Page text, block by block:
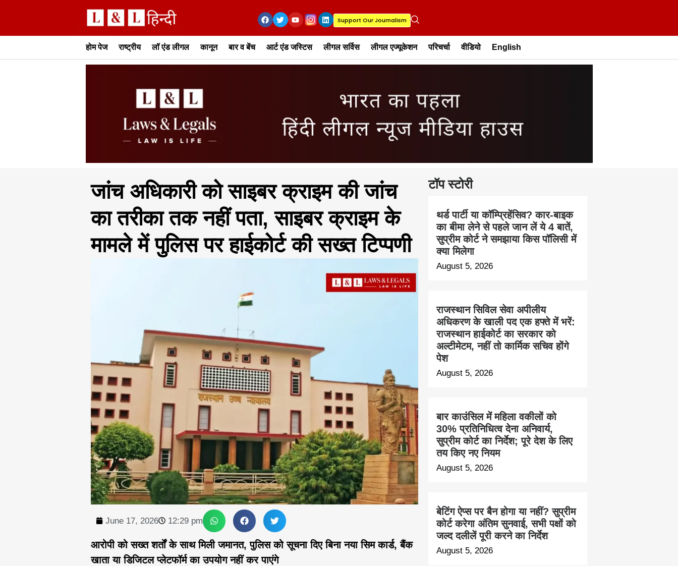
Support Our Journalism
होम पेज राष्ट्रीय लॉ एंड लीगल कानून बार व बेंच आर्ट एंड जस्टिस लीगल सर्विस लीगल एज्यूकेशन परिचर्चा वीडियो English
टॉप स्टोरी
थर्ड पार्टी या कॉम्प्रिहेंसिव? कार-बाइक
का बीमा लेने से पहले जान लें ये 4 बातें,
सुप्रीम कोर्ट ने समझाया किस पॉलिसी में
क्या मिलेगा
August 5, 2026
राजस्थान सिविल सेवा अपीलीय
अधिकरण के खाली पद एक हफ्ते में भरें:
राजस्थान हाईकोर्ट का सरकार को
अल्टीमेटम, नहीं तो कार्मिक सचिव होंगे
पेश
August 5, 2026
बार काउंसिल में महिला वकीलों को
30% प्रतिनिधित्व देना अनिवार्य,
सुप्रीम कोर्ट का निर्देश; पूरे देश के लिए
तय किए नए नियम
August 5, 2026
बेटिंग ऐप्स पर बैन होगा या नहीं? सुप्रीम
कोर्ट करेगा अंतिम सुनवाई, सभी पक्षों को
जल्द दलीलें पूरी करने का निर्देश
August 5, 2026
जांच अधिकारी को साइबर क्राइम की जांच
का तरीका तक नहीं पता, साइबर क्राइम के
मामले में पुलिस पर हाईकोर्ट की सख्त टिप्पणी
June 17, 2026 12:29 pm
आरोपी को सख्त शर्तों के साथ मिली जमानत, पुलिस को सूचना दिए बिना नया सिम कार्ड, बैंक
खाता या डिजिटल प्लेटफॉर्म का उपयोग नहीं कर पाएंगे